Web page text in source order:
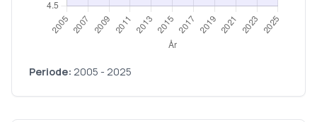
Periode: 2005 - 2025